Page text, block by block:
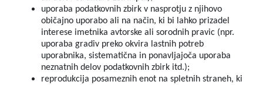
uporaba podatkovnih zbirk v nasprotju z njihovo
običajno uporabo ali na način, ki bi lahko prizadel
interese imetnika avtorske ali sorodnih pravic (npr.
uporaba gradiv preko okvira lastnih potreb
uporabnika, sistematična in ponavljajoča uporaba
neznatnih delov podatkovnih zbirk itd.);
reprodukcija posameznih enot na spletnih straneh, ki